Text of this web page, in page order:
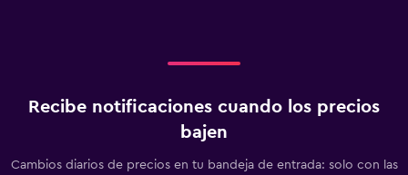
Recibe notificaciones cuando los precios
bajen
Cambios diarios de precios en tu bandeja de entrada: solo con las